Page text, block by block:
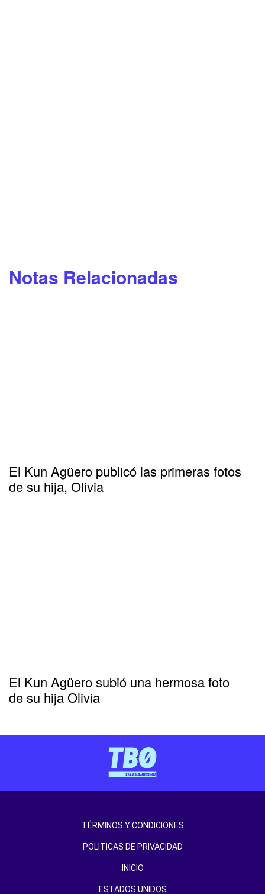
Notas Relacionadas
El Kun Agüero publicó las primeras fotos
de su hija, Olivia
El Kun Agüero subió una hermosa foto
de su hija Olivia
TÉRMINOS Y CONDICIONES
POLITICAS DE PRIVACIDAD
INICIO
ESTADOS UNIDOS